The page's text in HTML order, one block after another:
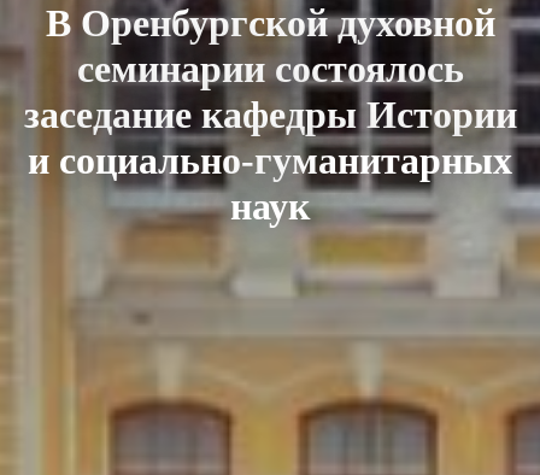
В Оренбургской духовной
семинарии состоялось
заседание кафедры Истории
и социально-гуманитарных
наук